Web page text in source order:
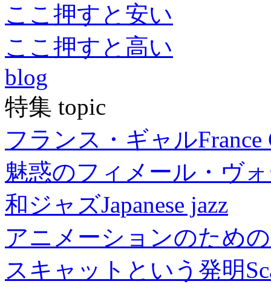
ここ押すと安い
ここ押すと高い
blog
特集 topic
フランス・ギャルFrance
魅惑のフィメール・ヴ
和ジャズJapanese jazz
アニメーションのため
スキャットという発明